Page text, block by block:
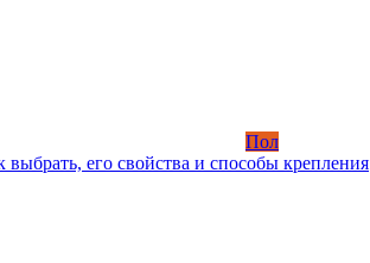
Пол
его свойства и способы крепления